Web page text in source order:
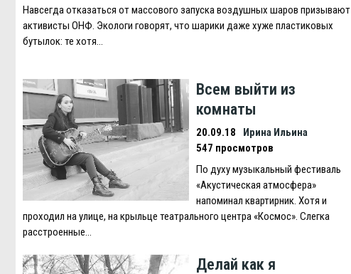
Навсегда отказаться от массового запуска воздушных шаров призывают
активисты ОНФ. Экологи говорят, что шарики даже хуже пластиковых
бутылок: те хотя…
Всем выйти из
комнаты
20.09.18
Ирина Ильина
547 просмотров
По духу музыкальный фестиваль
«Акустическая атмосфера»
напоминал квартирник. Хотя и
проходил на улице, на крыльце театрального центра «Космос». Слегка
расстроенные…
Делай как я